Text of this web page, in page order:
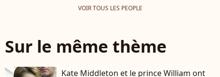
VOIR TOUS LES PEOPLE
Sur le même thème
Kate Middleton et le prince William ont